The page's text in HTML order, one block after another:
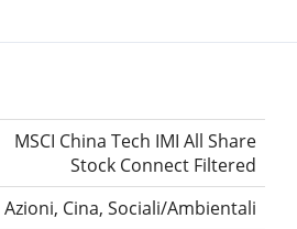
MSCI China Tech IMI All Share
Stock Connect Filtered
Azioni, Cina, Sociali/Ambientali